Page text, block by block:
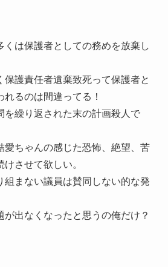
くは保護者としての務めを放棄し
保護責任者遺棄致死って保護者と
るのは間違ってる！
を繰り返された末の計画殺人で
愛ちゃんの感じた恐怖、絶望、苦
させて欲しい。
組まない議員は賛同しない的な発
が出なくなったと思うの俺だけ？